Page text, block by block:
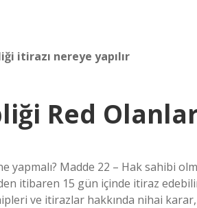
itirazı nereye yapılır
Red
yapmalı? Madde 22 – Hak sahibi
itibaren 15 gün içinde itiraz
ve itirazlar hakkında nihai